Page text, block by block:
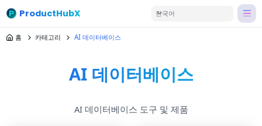
ProductHubX 한국어
홈 카테고리 AI 데이터베이스
AI 데이터베이스
AI 데이터베이스 도구 및 제품